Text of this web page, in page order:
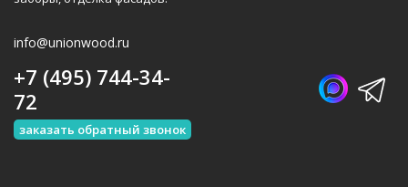
info@unionwood.ru
+7 (495) 744-34-
72
заказать обратный звонок